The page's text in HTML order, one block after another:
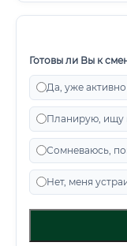
Готовы ли Вы к
Да, уже
Планирую, ищу
Сомневаюсь,
Нет, меня